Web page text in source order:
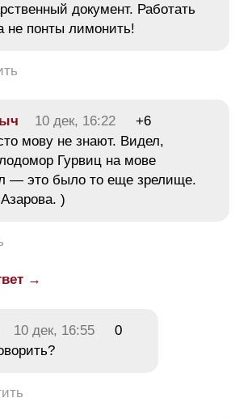
документ. Работать
не понты лимонить!
10 дек, 16:22
+6
мову не знают. Видел,
Гурвиц на мове
— это было то еще зрелище.
)
→
10 дек, 16:55
0